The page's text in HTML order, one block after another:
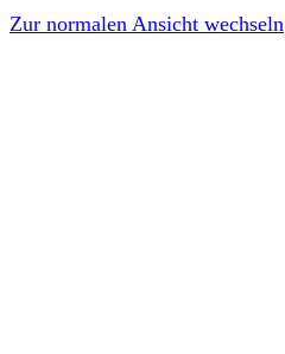
Zur normalen Ansicht wechseln